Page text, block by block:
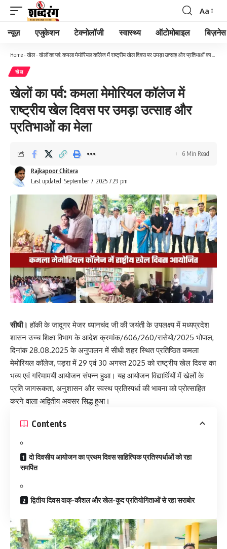
Aa
न्यूज़ एजुकेशन टेक्नोलॉजी स्वास्थ्य ऑटोमोबाइल बिज़नेस
Home- खेल- खेलों का पर्व: कमला मेमोरियल कॉलेज में राष्ट्रीय खेल दिवस पर उमड़ा उत्साह और प्रतिभाओं का मेला
खेल
खेलों का पर्व: कमला मेमोरियल कॉलेज में
राष्ट्रीय खेल दिवस पर उमड़ा उत्साह और
प्रतिभाओं का मेला
Last updated: September 7, 2025 7:29 pm
Rajkapoor Chitera
6 Min Read
सीधी। हॉकी के जादूगर मेजर ध्यानचंद जी की जयंती के उपलक्ष्य में मध्यप्रदेश
शासन उच्च शिक्षा विभाग के आदेश क्रमांक/606/260/रासेयो/2025 भोपाल,
दिनांक 28.08.2025 के अनुपालन में सीधी शहर स्थित प्रतिष्ठितकमला
मेमोरियल कॉलेज, पड़रामें 29 एवं 30 अगस्त 2025 को राष्ट्रीय खेल दिवस का
भव्य एवं गरिमामयी आयोजन संपन्न हुआ। यह आयोजन विद्यार्थियों में खेलों के
प्रति जागरूकता, अनुशासन और स्वस्थ प्रतिस्पर्धा की भावना को प्रोत्साहित
करने वाला अद्वितीय अवसर सिद्ध हुआ।
Contents
दो दिवसीय आयोजन का प्रथम दिवस साहित्यिक प्रतिस्पर्धाओं को रहा
समर्पित
द्वितीय दिवस वाक्-कौशल और खेल-कूद प्रतियोगिताओं से रहा सराबोर